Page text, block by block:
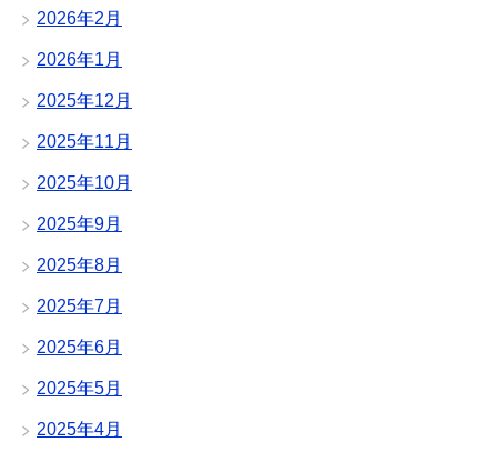
2026年2月
2026年1月
2025年12月
2025年11月
2025年10月
2025年9月
2025年8月
2025年7月
2025年6月
2025年5月
2025年4月